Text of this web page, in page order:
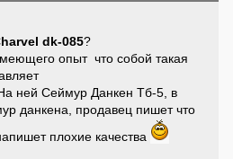
dk-085?
опыт что собой такая
ней Сеймур Данкен Тб-5, в
данкена, продавец пишет что
плохие качества